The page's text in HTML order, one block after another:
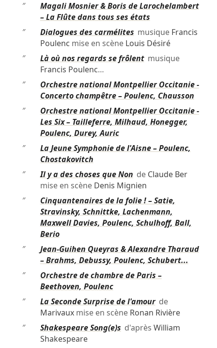
″
Magali Mosnier & Boris de Larochelambert
– La Flûte dans tous ses états
″
Dialogues des carmélites musique Francis
Poulenc mise en scène Louis Désiré
″
Là où nos regards se frôlentmusique
Francis Poulenc…
″
Orchestre national Montpellier Occitanie -
Concerto champêtre – Poulenc, Chausson
″
Orchestre national Montpellier Occitanie -
Les Six – Tailleferre, Milhaud, Honegger,
Poulenc, Durey, Auric
″
La Jeune Symphonie de l'Aisne – Poulenc,
Chostakovitch
″
Il y a des choses que Non de Claude Ber
mise en scène Denis Mignien
″
Cinquantenaires de la folie ! – Satie,
Stravinsky, Schnittke, Lachenmann,
Maxwell Davies, Poulenc, Schulhoff, Ball,
Berio
″
Jean-Guihen Queyras & Alexandre Tharaud
– Brahms, Debussy, Poulenc, Schubert...
″
Orchestre de chambre de Paris –
Beethoven, Poulenc
″
La Seconde Surprise de l'amourde
Marivauxmise en scène Ronan Rivière
″
Shakespeare Song(e)s d'après William
Shakespeare